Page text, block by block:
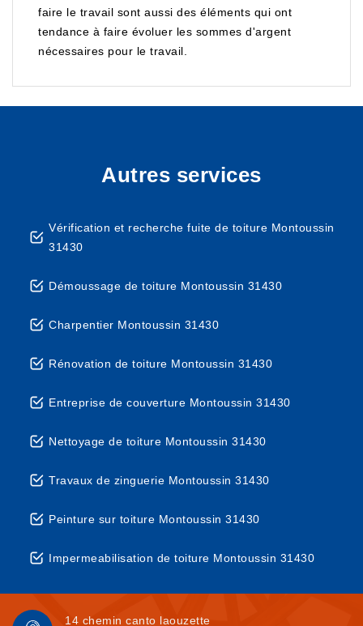
faire le travail sont aussi des éléments qui ont
tendance à faire évoluer les sommes d'argent
nécessaires pour le travail.
Autres services
Vérification et recherche fuite de toiture Montoussin
31430
Démoussage de toiture Montoussin 31430
Charpentier Montoussin 31430
Rénovation de toiture Montoussin 31430
Entreprise de couverture Montoussin 31430
Nettoyage de toiture Montoussin 31430
Travaux de zinguerie Montoussin 31430
Peinture sur toiture Montoussin 31430
Impermeabilisation de toiture Montoussin 31430
14 chemin canto laouzette